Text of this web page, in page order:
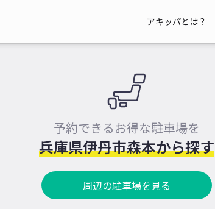
アキッパとは？
予約できるお得な駐車場を
兵庫県伊丹市森本から探す
周辺の駐車場を見る